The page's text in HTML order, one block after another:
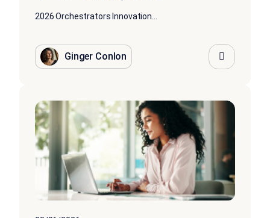
2026 Orchestrators Innovation...
Ginger Conlon